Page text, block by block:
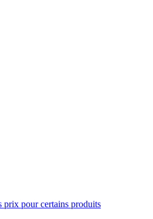
prix pour certains produits